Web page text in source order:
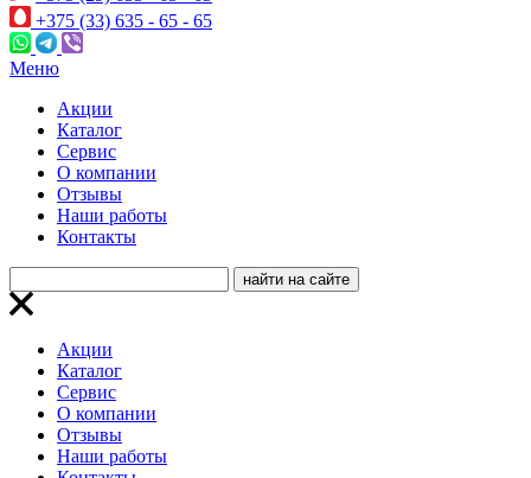
+375 (33) 635 - 65 - 65
Меню
Акции
Каталог
Сервис
О компании
Отзывы
Наши работы
Контакты
Акции
Каталог
Сервис
О компании
Отзывы
Наши работы